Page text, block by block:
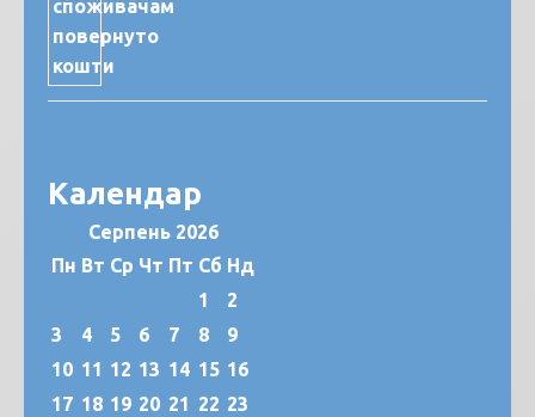
Календар
Серпень 2026
Пн Вт Ср Чт Пт Сб Нд
1
2
3
4 5 6 7 8
9
10 11 12 13 14 15 16
17 18 19 20 21 22 23